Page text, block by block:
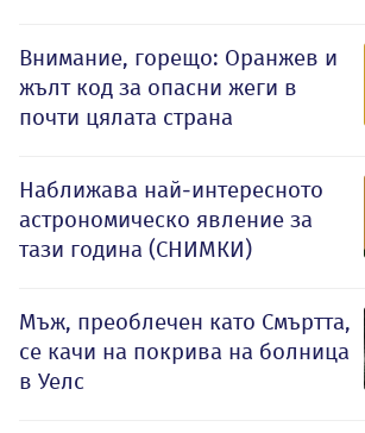
Внимание, горещо: Оранжев и
жълт код за опасни жеги в
почти цялата страна
Наближава най-интересното
астрономическо явление за
тази година (СНИМКИ)
Мъж, преоблечен като Смъртта,
се качи на покрива на болница
в Уелс